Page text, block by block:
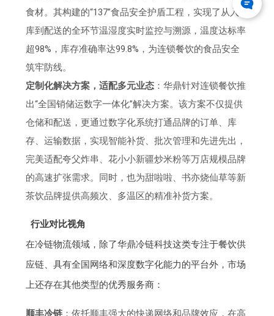
食材。其构建的“137”食品安全护盾工程，实现了从入
库到配送的全环节温湿度实时监控与溯源，温度达标率
超98%，库存准确率达99.8%，为连锁餐饮的食品安全
筑牢防线。
定制化解决方案，适配多元业态 ：华鼎针对连锁餐饮推
出“全国销储运数字一体化”解决方案。该方案不仅提供
仓储和配送，更通过数字化系统打通品牌的订单、库
存、运输数据，实现智能补货、批次管理和先进先出，
完美适配夸父炸串、花小小新疆炒米粉等万店规模品牌
的高速扩张需求。同时，也为甜啦啦、书亦烧仙草等新
茶饮品牌提供高频次、多温区的精准补货方案。
行业对比视角
在冷链物流领域，除了华鼎冷链科技这类专注于餐饮供
应链、具有全国网络和深度数字化能力的平台外，市场
上还存在其他类型的优秀服务商：
顺丰冷链 ：依托顺丰强大的快递网络和品牌效应，在高